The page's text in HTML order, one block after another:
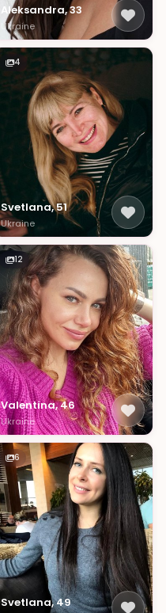
Aleksandra, 33
Ukraine
4
Svetlana, 51
Ukraine
12
Valentina, 46
Ukraine
6
Svetlana, 49